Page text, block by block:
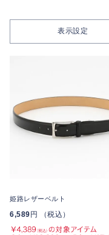
表示設定
姫路レザーベルト
6,589 円 （税込）